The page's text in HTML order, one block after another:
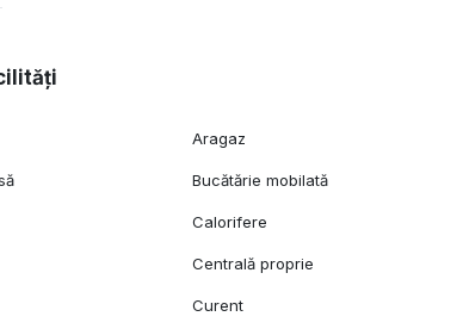
Aragaz
Bucătărie mobilată
Calorifere
Centrală proprie
Curent